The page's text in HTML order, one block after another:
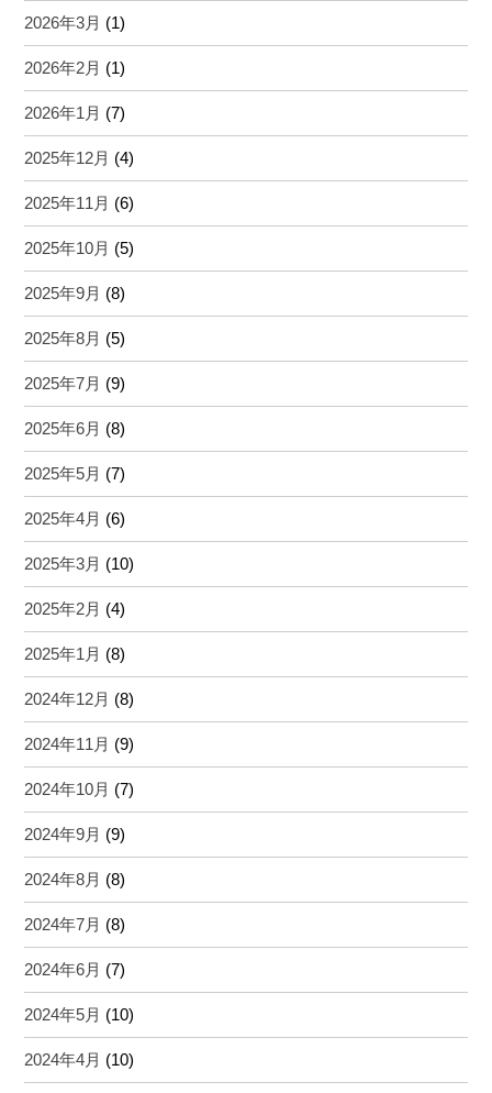
2026年3月 (1)
2026年2月 (1)
2026年1月 (7)
2025年12月 (4)
2025年11月 (6)
2025年10月 (5)
2025年9月 (8)
2025年8月 (5)
2025年7月 (9)
2025年6月 (8)
2025年5月 (7)
2025年4月 (6)
2025年3月 (10)
2025年2月 (4)
2025年1月 (8)
2024年12月 (8)
2024年11月 (9)
2024年10月 (7)
2024年9月 (9)
2024年8月 (8)
2024年7月 (8)
2024年6月 (7)
2024年5月 (10)
2024年4月 (10)